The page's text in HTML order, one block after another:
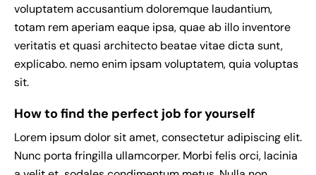
voluptatem accusantium doloremque laudantium,
totam rem aperiam eaque ipsa, quae ab illo inventore
veritatis et quasi architecto beatae vitae dicta sunt,
explicabo. nemo enim ipsam voluptatem, quia voluptas
sit.
How to find the perfect job for yourself
Lorem ipsum dolor sit amet, consectetur adipiscing elit.
Nunc porta fringilla ullamcorper. Morbi felis orci, lacinia